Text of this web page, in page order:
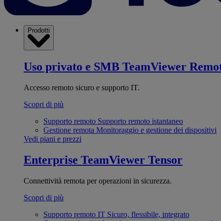
Prodotti
Uso privato e SMB TeamViewer
Accesso remoto sicuro e supporto IT.
Scopri di più
Supporto remoto Supporto remoto istantaneo
Gestione remota Monitoraggio e gestione dei dispositivi
Vedi piani e prezzi
Enterprise TeamViewer Tensor
Connettività remota per operazioni in sicurezza.
Scopri di più
Supporto remoto IT Sicuro, flessibile, integrato